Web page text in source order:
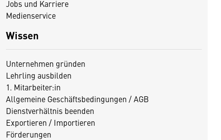
Jobs und Karriere
Medienservice
Wissen
Unternehmen gründen
Lehrling ausbilden
1. Mitarbeiter:in
Allgemeine Geschäftsbedingungen / AGB
Dienstverhältnis beenden
Exportieren / Importieren
Förderungen